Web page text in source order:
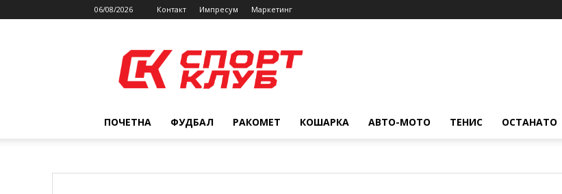
06/08/2026 Контакт Импресум Маркетинг
ПОЧЕТНА ФУДБАЛ РАКОМЕТ КОШАРКА АВТО-МОТО ТЕНИС ОСТАНАТО